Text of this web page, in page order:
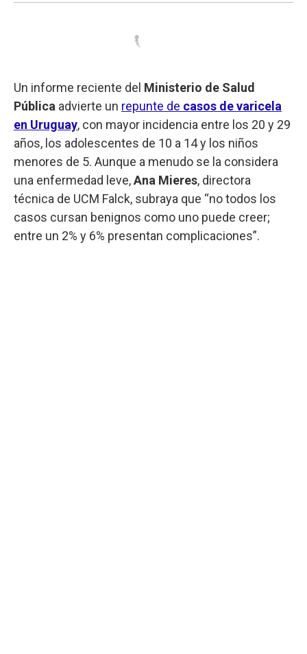
Un informe reciente del Ministerio de Salud
Pública advierte un repunte de casos de varicela
en Uruguay, con mayor incidencia entre los 20 y 29
años, los adolescentes de 10 a 14 y los niños
menores de 5. Aunque a menudo se la considera
una enfermedad leve,Ana Mieres, directora
técnica de UCM Falck, subraya que “no todos los
casos cursan benignos como uno puede creer;
entre un 2% y 6% presentan complicaciones”.